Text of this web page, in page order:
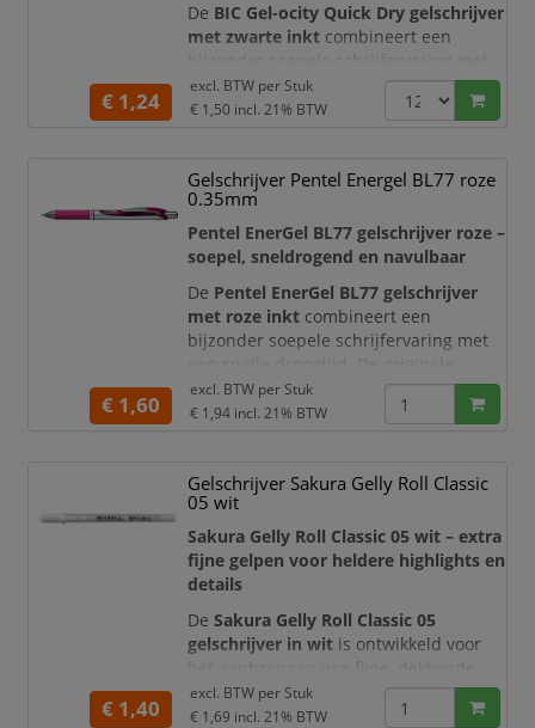
De BIC Gel-ocity Quick Dry gelschrijver
met zwarte inkt combineert een
bijzonder soepele schrijfervaring met
ultrasnel drogende gelinkt. De inkt
glijdt gelijkmatig over het papier en
verminderd. Deze comfortabele gelpen
is ideaal voor intensief schrijfwerk op
kantoor, op school, tijdens vergaderi
€ 1,24
excl. BTW per Stuk
€ 1,50 incl. 21% BTW
Gelschrijver Pentel Energel BL77 roze
0.35mm
Pentel EnerGel BL77 gelschrijver roze –
soepel, sneldrogend en navulbaar
De Pentel EnerGel BL77 gelschrijver
met roze inkt combineert een
bijzonder soepele schrijfervaring met
een snelle droogtijd. De originele
Pentel EnerGel-inkt vloeit gelijkmatig
over het papier en zorgt voor een
kleurcodering, creatieve notities,
planningen, bullet journals en dagelijks
schrijfwer
€ 1,60
excl. BTW per Stuk
€ 1,94 incl. 21% BTW
Gelschrijver Sakura Gelly Roll Classic
05 wit
Sakura Gelly Roll Classic 05 wit – extra
fijne gelpen voor heldere highlights en
details
DeSakura Gelly Roll Classic 05
gelschrijver in wit is ontwikkeld voor
het aanbrengen van fijne, dekkende
lijnen op donkere, gekleurde en lichte
ondergronden. De witte pigmentgelinkt
€ 1,40
excl. BTW per Stuk
€ 1,69 incl. 21% BTW